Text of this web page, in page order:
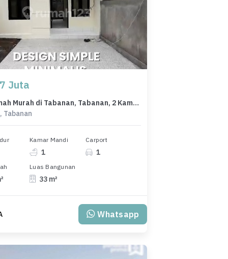
Juta
Jual Rumah Murah di Tabanan, Tabanan, 2 Kamar Tidur, Harga Terbaik
Tabanan
Kamar Mandi
1
Carport
1
Luas Bangunan
33 m²
Whatsapp